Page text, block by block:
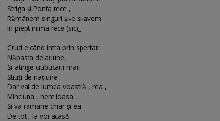
Striga şi Ponta rece ,
Rămânem singuri şi-o s-avem
In piept inima rece (sic)_
Crud e când intra prin spertari
Năpasta delaţiune,
Şi-atinge ciubucarii mari
Ştiuţi de naţiune .
Dar vai de lumea voastră , rea ,
Minciuna , nemiloasa …
Şi va ramane chiar şi ea
De tot , la voi acasă .